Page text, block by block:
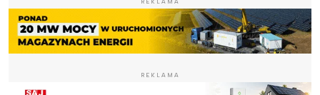
REKLAMA
REKLAMA